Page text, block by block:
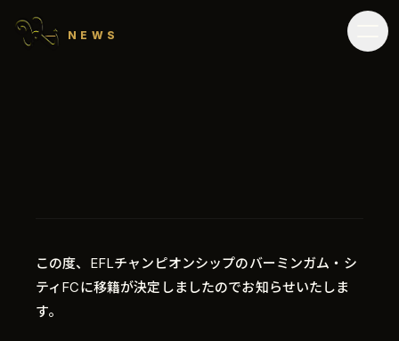
NEWS
この度、EFLチャンピオンシップのバーミンガム・シ
ティFCに移籍が決定しましたのでお知らせいたしま
す。